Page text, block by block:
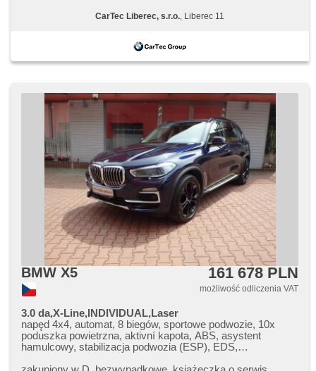
CarTec Liberec, s.r.o. , Liberec 11
BMW X5 161 678 PLN
możliwość odliczenia VAT
3.0 da,X-Line,INDIVIDUAL,Laser
napęd 4x4, automat, 8 biegów, sportowe podwozie, 10x
poduszka powietrzna, aktivní kapota, ABS, asystent
hamulcowy, stabilizacja podwozia (ESP), EDS,